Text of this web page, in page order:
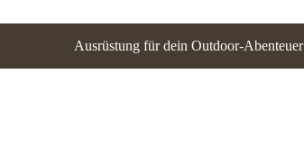
Ausrüstung für dein Outdoor-Abenteuer